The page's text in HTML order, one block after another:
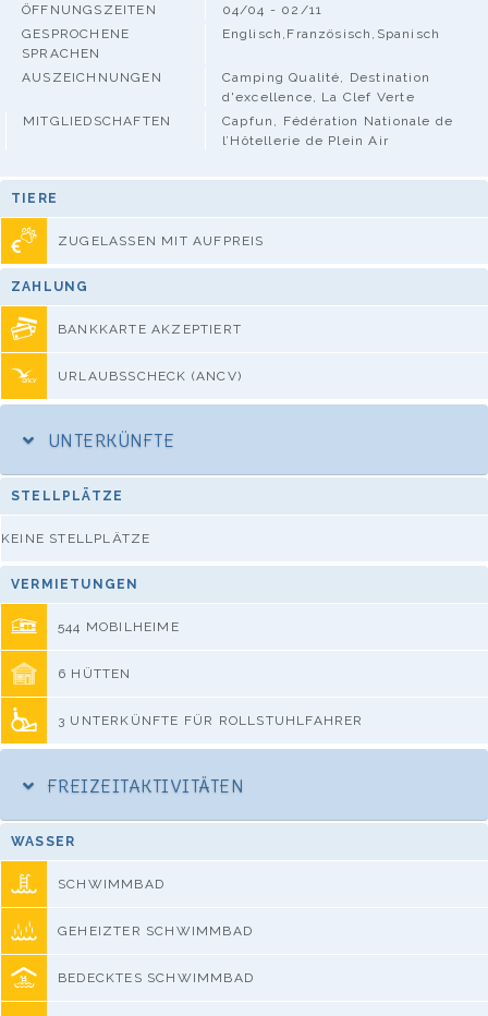
ÖFFNUNGSZEITEN
04/04 - 02/11
GESPROCHENE
SPRACHEN
Englisch,Französisch,Spanisch
AUSZEICHNUNGEN
Camping Qualité, Destination
d'excellence, La Clef Verte
MITGLIEDSCHAFTEN
Capfun, Fédération Nationale de
l’Hôtellerie de Plein Air
TIERE
ZUGELASSEN MIT AUFPREIS
ZAHLUNG
BANKKARTE AKZEPTIERT
URLAUBSSCHECK (ANCV)
UNTERKÜNFTE
STELLPLÄTZE
KEINE STELLPLÄTZE
VERMIETUNGEN
544 MOBILHEIME
6 HÜTTEN
3 UNTERKÜNFTE FÜR ROLLSTUHLFAHRER
FREIZEITAKTIVITÄTEN
WASSER
SCHWIMMBAD
GEHEIZTER SCHWIMMBAD
BEDECKTES SCHWIMMBAD